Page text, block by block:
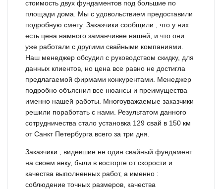
стоимость двух фундаментов под большие по
площади дома. Мы с удовольствием предоставили
подробную смету. Заказчики сообщили , что у них
есть цена намного заманчивее нашей, и что они
уже работали с другими свайными компаниями.
Наш менеджер обсудил с руководством скидку, для
данных клиентов, но цена все равно не достигла
предлагаемой фирмами конкурентами. Менеджер
подробно объяснил все нюансы и преимущества
именно нашей работы. Многоуважаемые заказчики
решили поработать с нами. Результатом данного
сотрудничества стало установка 129 свай в 150 км
от Санкт Петербурга всего за три дня.
Заказчики , видевшие не один свайный фундамент
на своем веку, были в восторге от скорости и
качества выполненных работ, а именно :
соблюдение точных размеров, качества